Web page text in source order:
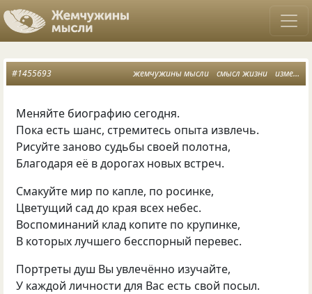
жемчужины мысли смысл жизни изменение сознания
#1455693
Меняйте биографию сегодня.
Пока есть шанс, стремитесь опыта извлечь.
Рисуйте заново судьбы своей полотна,
Благодаря её в дорогах новых встреч.
Смакуйте мир по капле, по росинке,
Цветущий сад до края всех небес.
Воспоминаний клад копите по крупинке,
В которых лучшего бесспорный перевес.
Портреты душ Вы увлечённо изучайте,
У каждой личности для Вас есть свой посыл.